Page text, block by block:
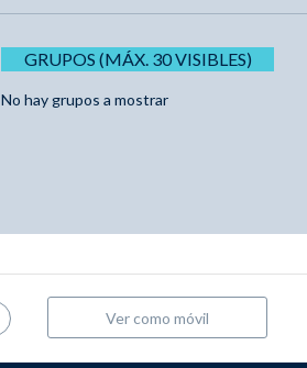
GRUPOS (MÁX. 30 VISIBLES)
No hay grupos a mostrar